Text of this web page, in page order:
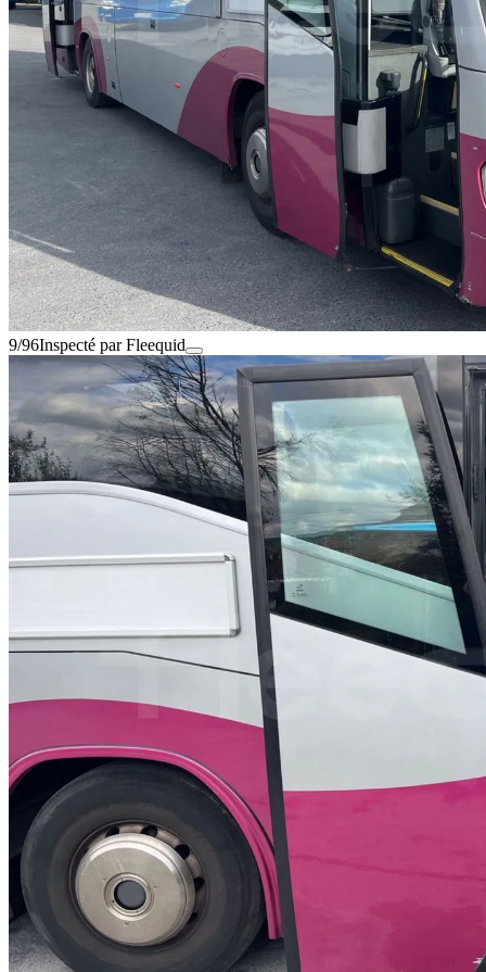
9/96Inspecté par Fleequid